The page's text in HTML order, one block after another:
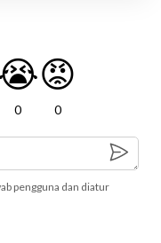
😭
0
😡
0
pengguna dan diatur